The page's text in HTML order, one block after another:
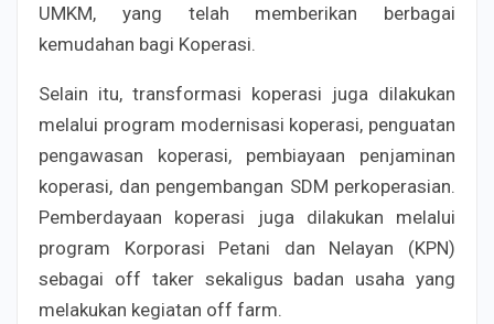
UMKM, yang telah memberikan berbagai
kemudahan bagi Koperasi.
Selain itu, transformasi koperasi juga dilakukan
melalui program modernisasi koperasi, penguatan
pengawasan koperasi, pembiayaan penjaminan
koperasi, dan pengembangan SDM perkoperasian.
Pemberdayaan koperasi juga dilakukan melalui
program Korporasi Petani dan Nelayan (KPN)
sebagai off taker sekaligus badan usaha yang
melakukan kegiatan off farm.